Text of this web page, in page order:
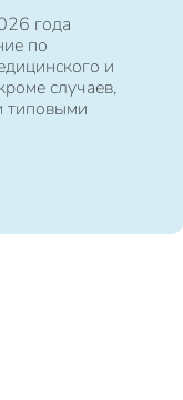
года
по
и
случаев,
типовыми